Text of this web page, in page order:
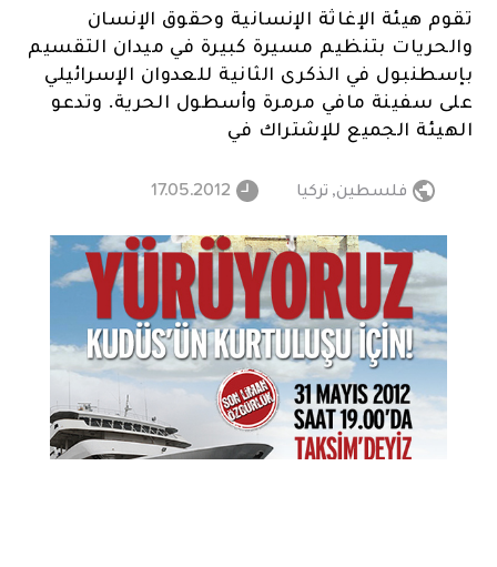
تقوم هيئة الإغاثة الإنسانية وحقوق الإنسان
والحريات بتنظيم مسيرة كبيرة في ميدان التقسيم
بإسطنبول في الذكرى الثانية للعدوان الإسرائيلي
على سفينة مافي مرمرة وأسطول الحرية. وتدعو
الهيئة الجميع للإشتراك في
فلسطين, تركيا 17.05.2012